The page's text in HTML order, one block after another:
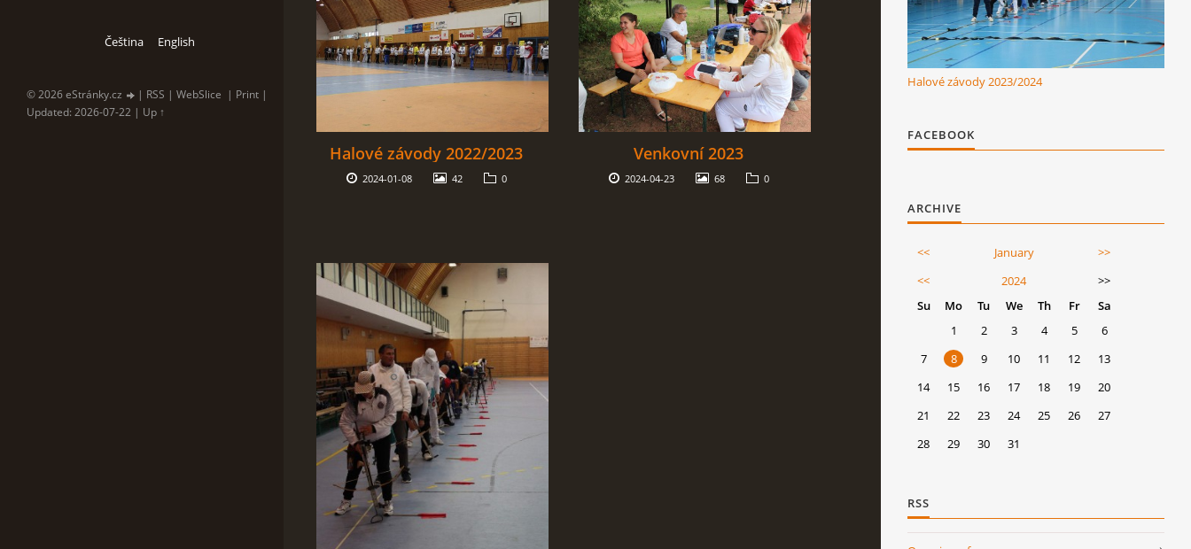
Čeština English
© 2026 eStránky.cz | RSS | WebSlice | Print |
Updated: 2026-07-22 | Up ↑
Halové závody 2022/2023
2024-01-08 42 0
Venkovní 2023
2024-04-23 68 0
Halové závody 2023/2024
FACEBOOK
ARCHIVE
<< January
>>
<<
2024
>>
Su
Mo Tu We Th Fr
Sa
1
2 3 4 5
6
7
8 9 10 11 12
13
14
15 16 17 18 19
20
21
22 23 24 25 26
27
28
29 30 31
RSS